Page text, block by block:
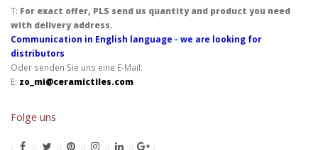
T: For exact offer, PLS send us quantity and product you need
with delivery address.
Communication in English language - we are looking for
distributors
Oder senden Sie uns eine E-Mail:
E: zo_mi@ceramictiles.com
Folge uns